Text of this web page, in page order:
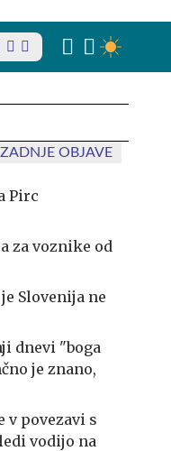
ZADNJE OBJAVE
Pirc
za voznike od
Slovenija ne
dnevi "boga
je znano,
v povezavi s
vodijo na